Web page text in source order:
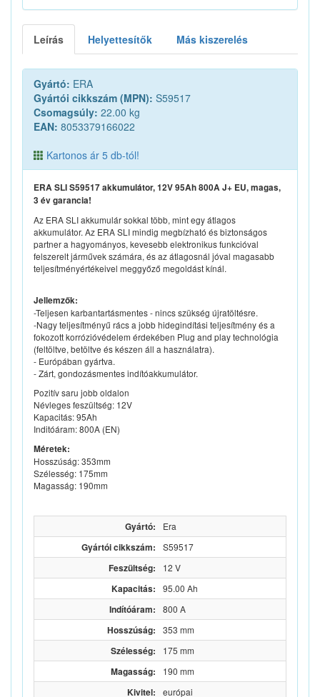
Leírás Helyettesítők Más kiszerelés
Gyártó: ERA
Gyártói cikkszám (MPN): S59517
Csomagsúly: 22.00 kg
EAN: 8053379166022
Kartonos ár 5 db-tól!
ERA SLI S59517 akkumulátor, 12V 95Ah 800A J+ EU, magas,
3 év garancia!
Az ERA SLI akkumulár sokkal több, mint egy átlagos
akkumulátor. Az ERA SLI mindig megbízható és biztonságos
partner a hagyományos, kevesebb elektronikus funkcióval
felszerelt járművek számára, és az átlagosnál jóval magasabb
teljesítményértékeivel meggyőző megoldást kínál.
Jellemzők:
-Teljesen karbantartásmentes - nincs szükség újratöltésre.
-Nagy teljesítményű rács a jobb hidegindítási teljesítmény és a
fokozott korrózióvédelem érdekében Plug and play technológia
(feltöltve, betöltve és készen áll a használatra).
- Európában gyártva.
- Zárt, gondozásmentes indítóakkumulátor.
Pozitív saru jobb oldalon
Névleges feszültség: 12V
Kapacitás: 95Ah
Inditóáram: 800A (EN)
Méretek:
Hosszúság: 353mm
Szélesség: 175mm
Magasság: 190mm
Gyártó: Era
Gyártói cikkszám: S59517
Feszültség: 12 V
Kapacitás: 95.00 Ah
Indítóáram: 800 A
Hosszúság: 353 mm
Szélesség: 175 mm
Magasság: 190 mm
Kivitel: európai